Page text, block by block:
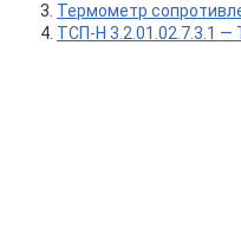
Термометр
ТСП-Н 3.2.01.02.7.3.1 —